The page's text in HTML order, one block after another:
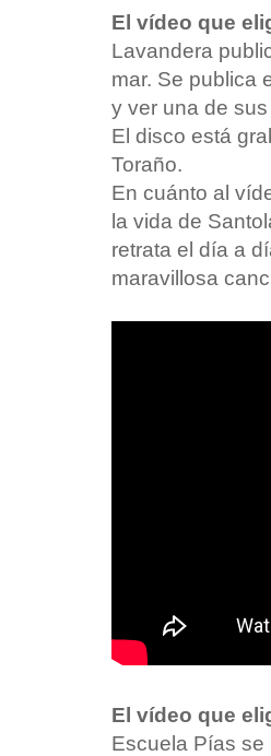
El vídeo que
Lavandera
mar. Se publica
y ver una de
El disco está
Toraño.
En cuánto al
la vida de
retrata el día a
maravillosa
El vídeo que
Escuela Pías se